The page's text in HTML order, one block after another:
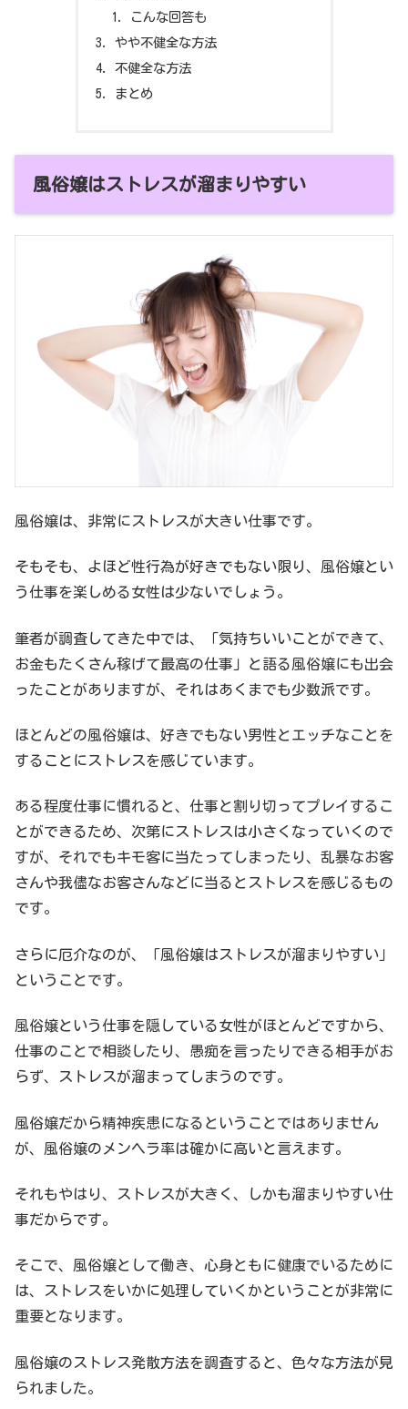
こんな回答も
やや不健全な方法
不健全な方法
まとめ
風俗嬢はストレスが溜まりやすい
風俗嬢は、非常にストレスが大きい仕事です。
そもそも、よほど性行為が好きでもない限り、風俗嬢とい
う仕事を楽しめる女性は少ないでしょう。
筆者が調査してきた中では、「気持ちいいことができて、
お金もたくさん稼げて最高の仕事」と語る風俗嬢にも出会
ったことがありますが、それはあくまでも少数派です。
ほとんどの風俗嬢は、好きでもない男性とエッチなことを
することにストレスを感じています。
ある程度仕事に慣れると、仕事と割り切ってプレイするこ
とができるため、次第にストレスは小さくなっていくので
すが、それでもキモ客に当たってしまったり、乱暴なお客
さんや我儘なお客さんなどに当るとストレスを感じるもの
です。
さらに厄介なのが、「風俗嬢はストレスが溜まりやすい」
ということです。
風俗嬢という仕事を隠している女性がほとんどですから、
仕事のことで相談したり、愚痴を言ったりできる相手がお
らず、ストレスが溜まってしまうのです。
風俗嬢だから精神疾患になるということではありません
が、風俗嬢のメンヘラ率は確かに高いと言えます。
それもやはり、ストレスが大きく、しかも溜まりやすい仕
事だからです。
そこで、風俗嬢として働き、心身ともに健康でいるために
は、ストレスをいかに処理していくかということが非常に
重要となります。
風俗嬢のストレス発散方法を調査すると、色々な方法が見
られました。